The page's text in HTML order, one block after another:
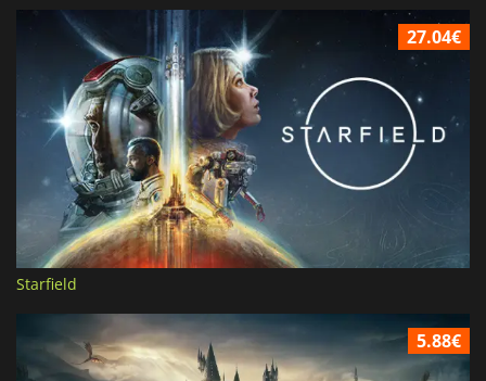
27.04€
Starfield
5.88€